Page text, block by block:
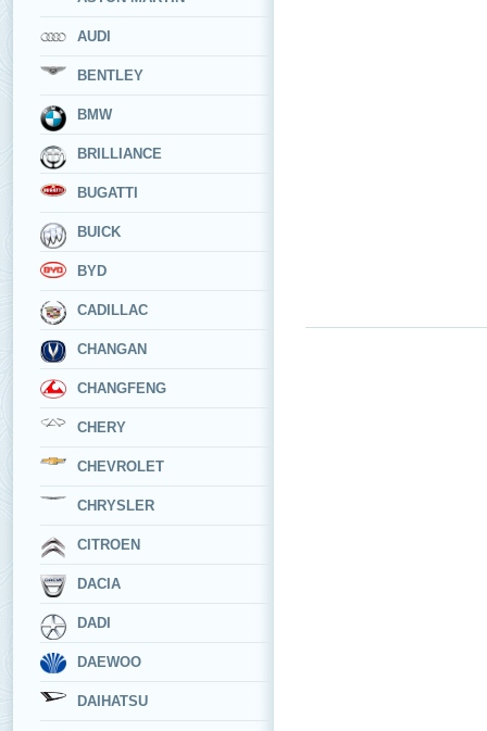
AUDI
BENTLEY
BMW
BRILLIANCE
BUGATTI
BUICK
BYD
CADILLAC
CHANGAN
CHANGFENG
CHERY
CHEVROLET
CHRYSLER
CITROEN
DACIA
DADI
DAEWOO
DAIHATSU